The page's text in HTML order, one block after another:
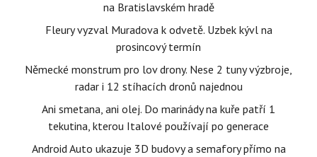
na Bratislavském hradě
Fleury vyzval Muradova k odvetě. Uzbek kývl na
prosincový termín
Německé monstrum pro lov drony. Nese 2 tuny výzbroje,
radar i 12 stíhacích dronů najednou
Ani smetana, ani olej. Do marinády na kuře patří 1
tekutina, kterou Italové používají po generace
Android Auto ukazuje 3D budovy a semafory přímo na